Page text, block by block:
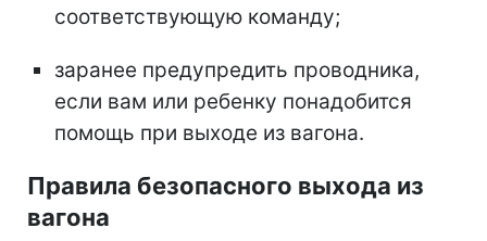
соответствующую команду;
заранее предупредить проводника,
если вам или ребенку понадобится
помощь при выходе из вагона.
Правила безопасного выхода из
вагона